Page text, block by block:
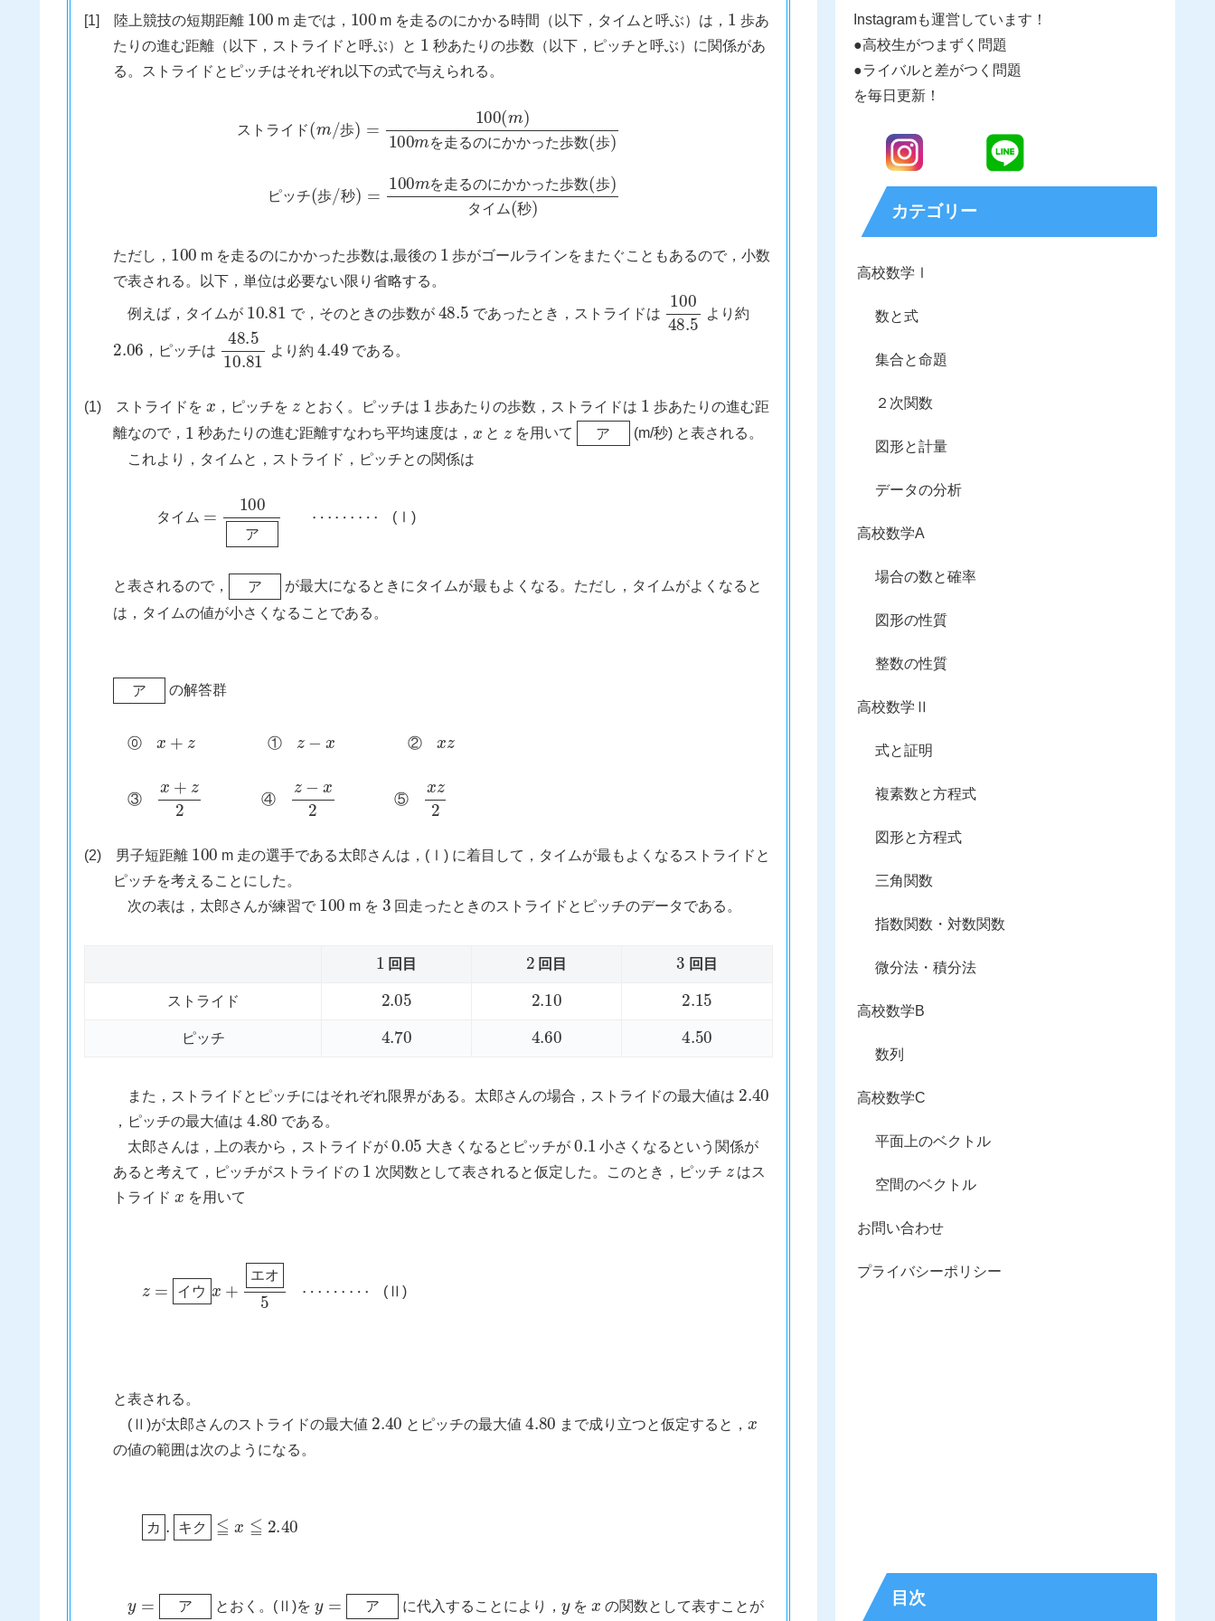
[1] 陸上競技の短期距離
100
m 走では，
100
m を走るのにかかる時間（以下，タイムと呼ぶ）は，
1
歩あ
たりの進む距離（以下，ストライドと呼ぶ）と
秒あたりの歩数（以下，ピッチと呼ぶ）に関係があ
る。ストライドとピッチはそれぞれ以下の式で与えられる。
ス ラ 歩
を 走 る の にかか っ た歩 数 歩
ピ ッ チ 歩 秒
を 走 る の にかか っ た歩 数 歩
タ ム 秒
た歩数(歩
タイム(秒
ただし，
100
m を走るのにかかった歩数は,最後の
1
歩がゴールラインをまたぐこともあるので，小数
で表される。以下，単位は必要ない限り省略する。
例えば，タイムが
10.81
で，そのときの歩数が
48.5
であったとき，ストライドは
100 48.5
より約
2.06
，ピッチは
48.5 10.81
より約
4.49
である。
(1) ストライドを
x
，ピッチを
z
とおく。ピッチは
1
歩あたりの歩数，ストライドは
1
歩あたりの進む距
離なので，
1
秒あたりの進む距離すなわち平均速度は，
x
と を用いて ア
ア
(m/秒) と表される。
これより，タイムと，ストライド，ピッチとの関係は
タイム
ア
= ア
(Ⅰ)
と表されるので， ア
ア
が最大になるときにタイムが最もよくなる。ただし，タイムがよくなると
は，タイムの値が小さくなることである。
ア
ア
の解答群
⓪ ① ②
③
x+z2
④
z−x 2
⑤
xz
2
(2) 男子短距離
100
m 走の選手である太郎さんは，(Ⅰ) に着目して，タイムが最もよくなるストライドと
ピッチを考えることにした。
次の表は，太郎さんが練習で
100
m を 回走ったときのストライドとピッチのデータである。
1
回目
2
回目
3
回目
ストライド
2.05 2.10 2.15
ピッチ
4.70 4.60 4.50
また，ストライドとピッチにはそれぞれ限界がある。太郎さんの場合，ストライドの最大値は
2.40
，ピッチの最大値は
4.80
である。
太郎さんは，上の表から，ストライドが
0.05
大きくなるとピッチが
0.1
小さくなるという関係が
あると考えて，ピッチがストライドの
1
次関数として表されると仮定した。このとき，ピッチ
はス
トライド
x
を用いて
ウ
エ オ
イウx+ 5
(Ⅱ)
と表される。
(Ⅱ)が太郎さんのストライドの最大値
2.40
とピッチの最大値
4.80
まで成り立つと仮定すると，
x
の値の範囲は次のようになる。
カ キ ク
カ.キク≦x ≦2.40
ア とおく。(Ⅱ)を ア
y =
に代入することにより，
y
を の関数として表すことが
Instagramも運営しています！
●高校生がつまずく問題
●ライバルと差がつく問題
を毎日更新！
カテゴリー
高校数学Ⅰ
数と式
集合と命題
２次関数
図形と計量
データの分析
高校数学A
場合の数と確率
図形の性質
整数の性質
高校数学Ⅱ
式と証明
複素数と方程式
図形と方程式
三角関数
指数関数・対数関数
微分法・積分法
高校数学B
数列
高校数学C
平面上のベクトル
空間のベクトル
お問い合わせ
プライバシーポリシー
目次